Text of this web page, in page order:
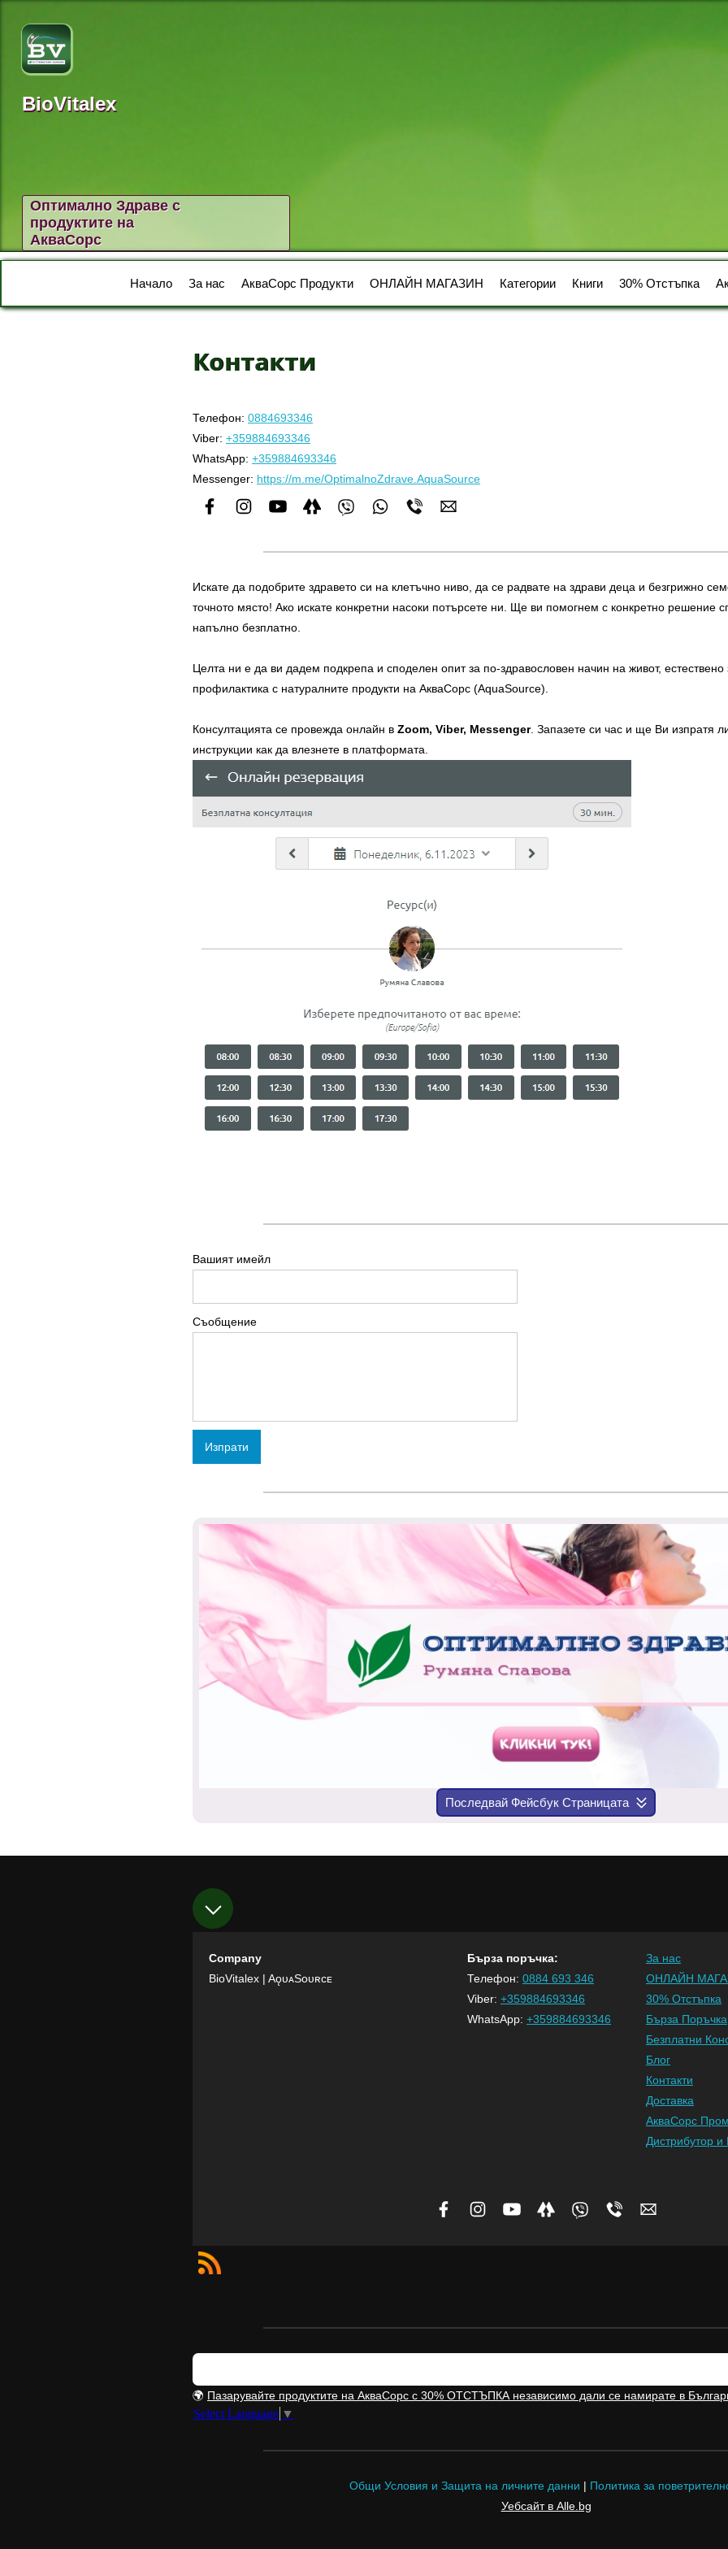
BioVitalex
Оптимално Здраве с
продуктите на
АкваСорс
Начало За нас АкваСорс Продукти ОНЛАЙН МАГАЗИН Категории Книги 30% Отстъпка
Контакти
Телефон: 0884693346
Viber: +359884693346
WhatsApp: +359884693346
Messenger: https://m.me/OptimalnoZdrave.AquaSource
Искате да подобрите здравето си на клетъчно ниво, да се радвате на здрави деца и безгрижно
точното място! Ако искате конкретни насоки потърсете ни. Ще ви помогнем с конкретно решение
напълно безплатно.
Целта ни е да ви дадем подкрепа и споделен опит за по-здравословен начин на живот,
профилактика с натуралните продукти на АкваСорс (AquaSource).
Консултацията се провежда онлайн в Zoom, Viber, Messenger. Запазете си час и ще Ви изпратя
инструкции как да влезнете в платформата.
Вашият имейл
Съобщение
Изпрати
Последвай Фейсбук Страницата
Company
BioVitalex | AǫᴜᴀSᴏᴜʀᴄᴇ
Бърза поръчка:
Телефон: 0884 693 346
Viber: +359884693346
WhatsApp: +359884693346
За нас
ОНЛАЙН
30% Отстъпка
Бърза Поръчка
Безплатни
Блог
Контакти
Доставка
АкваСорс
Дистрибутор и
🌍 Пазарувайте продуктите на АкваСорс с 30% ОТСТЪПКА независимо дали се намирате в
Select Language ▼
Общи Условия и Защита на личните данни | Политика за
Уебсайт в Alle.bg